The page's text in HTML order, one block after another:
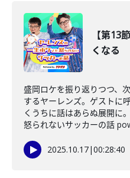
【第13
くなる
盛岡ロケを振り返りつつ、
するヤーレンズ。ゲストに
くうちに話はあらぬ展開に
怒られないサッカーの話
2025.10.17|00:28:40